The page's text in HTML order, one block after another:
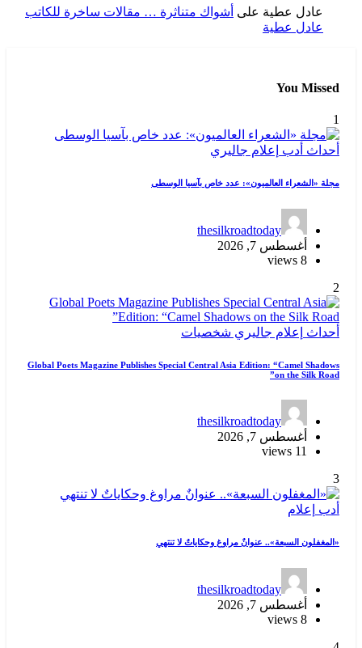
عادل عطية على أشواك متناثرة … مقالات ساخرة للكاتب
عادل عطية
You Missed
1
أحداث أدب إعلام جاليري
مجلة «الشعراء العالميون»: عدد خاص بآسيا الوسطى
thesilkroadtoday
أغسطس 7, 2026
8 views
2
أحداث إعلام جاليري شخصيات
Global Poets Magazine Publishes Special Central Asia Edition: “Camel Shadows
on the Silk Road”
thesilkroadtoday
أغسطس 7, 2026
11 views
3
أدب إعلام
«المغفلون السبعة».. عنوانٌ مراوغ وحكاياتٌ لا تنتهي
thesilkroadtoday
أغسطس 7, 2026
8 views